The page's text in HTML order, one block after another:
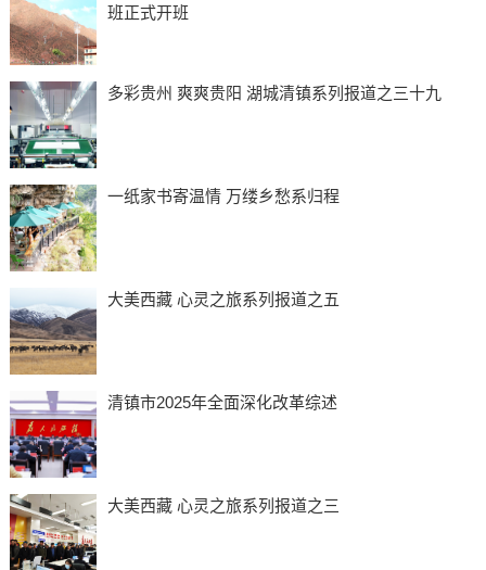
班正式开班
多彩贵州 爽爽贵阳 湖城清镇系列报道之三十九
一纸家书寄温情 万缕乡愁系归程
大美西藏 心灵之旅系列报道之五
清镇市2025年全面深化改革综述
大美西藏 心灵之旅系列报道之三